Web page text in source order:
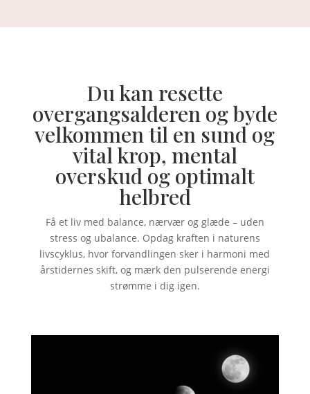
Du kan resette
overgangsalderen og byde
velkommen til en sund og
vital krop, mental
overskud og optimalt
helbred
Få et liv med balance, nærvær og glæde – uden
stress og ubalance. Opdag kraften i naturens
livscyklus, hvor forvandlingen sker i harmoni med
årstidernes skift, og mærk den pulserende energi
strømme i dig igen.